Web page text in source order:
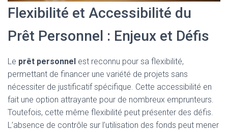
Flexibilité et Accessibilité du
Prêt Personnel : Enjeux et Défis
Le prêt personnel est reconnu pour sa flexibilité,
permettant de financer une variété de projets sans
nécessiter de justificatif spécifique. Cette accessibilité en
fait une option attrayante pour de nombreux emprunteurs.
Toutefois, cette même flexibilité peut présenter des défis.
L’absence de contrôle sur l’utilisation des fonds peut mener